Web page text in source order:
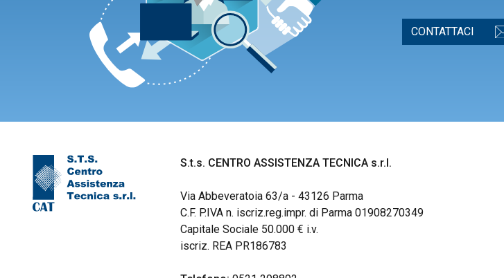
CONTATTACI
S.t.s. CENTRO ASSISTENZA TECNICA s.r.l.
Via Abbeveratoia 63/a - 43126 Parma
C.F. P.IVA n. iscriz.reg.impr. di Parma 01908270349
Capitale Sociale 50.000 € i.v.
iscriz. REA PR186783